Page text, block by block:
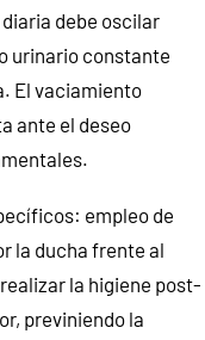
debe oscilar
urinario constante
El vaciamiento
ante el deseo
empleo de
la ducha frente al
la higiene post-
previniendo la